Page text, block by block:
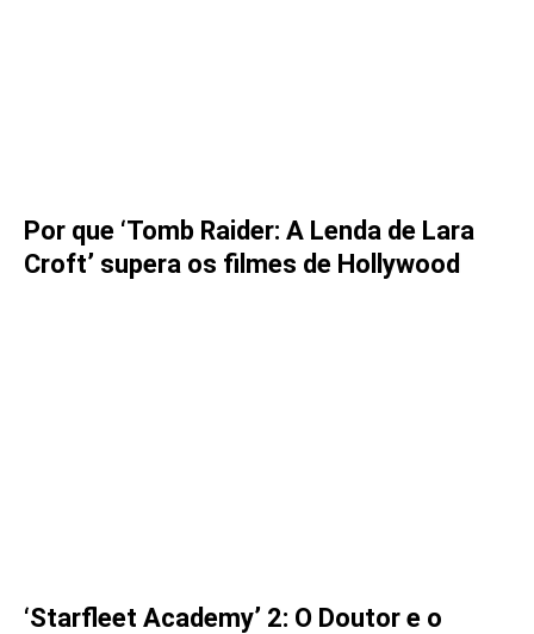
Por que ‘Tomb Raider: A Lenda de Lara
Croft’ supera os filmes de Hollywood
‘Starfleet Academy’ 2: O Doutor e o